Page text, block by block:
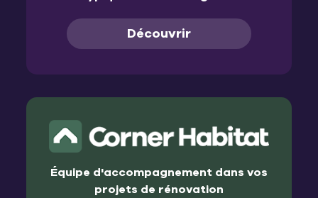
Découvrir
Équipe d'accompagnement dans vos
projets de rénovation